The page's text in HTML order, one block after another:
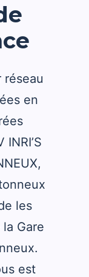
réseau
en
les
Gare
est